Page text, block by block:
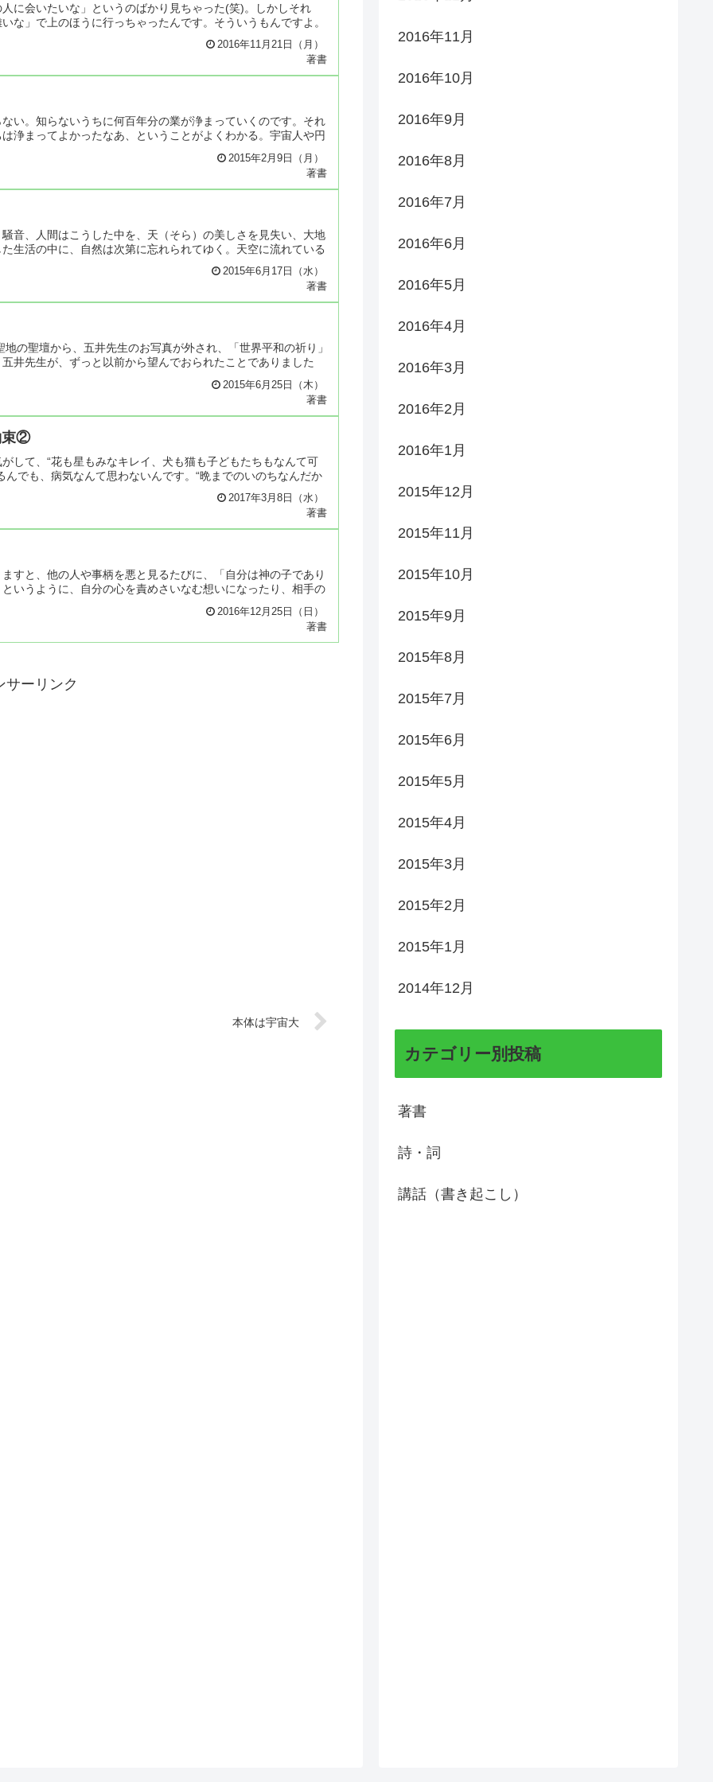
に会いたいな」というのばかり見ちゃった(笑)。しかしそれ
な」で上のほうに行っちゃったんです。そういうもんですよ。
2016年11月21日（月）
著書
い。知らないうちに何百年分の業が浄まっていくのです。それ
浄まってよかったなあ、ということがよくわかる。宇宙人や円
2015年2月9日（月）
著書
音、人間はこうした中を、天（そら）の美しさを見失い、大地
生活の中に、自然は次第に忘れられてゆく。天空に流れている
2015年6月17日（水）
著書
の聖壇から、五井先生のお写真が外され、「世界平和の祈り」
井先生が、ずっと以前から望んでおられたことでありました
2015年6月25日（木）
著書
束②
して、“花も星もみなキレイ、犬も猫も子どもたちもなんて可
でも、病気なんて思わないんです。“晩までのいのちなんだか
2017年3月8日（水）
著書
すと、他の人や事柄を悪と見るたびに、「自分は神の子であり
いうように、自分の心を責めさいなむ想いになったり、相手の
2016年12月25日（日）
著書
サーリンク
本体は宇宙大
2016年11月
2016年10月
2016年9月
2016年8月
2016年7月
2016年6月
2016年5月
2016年4月
2016年3月
2016年2月
2016年1月
2015年12月
2015年11月
2015年10月
2015年9月
2015年8月
2015年7月
2015年6月
2015年5月
2015年4月
2015年3月
2015年2月
2015年1月
2014年12月
カテゴリー別投稿
著書
詩・詞
講話（書き起こし）